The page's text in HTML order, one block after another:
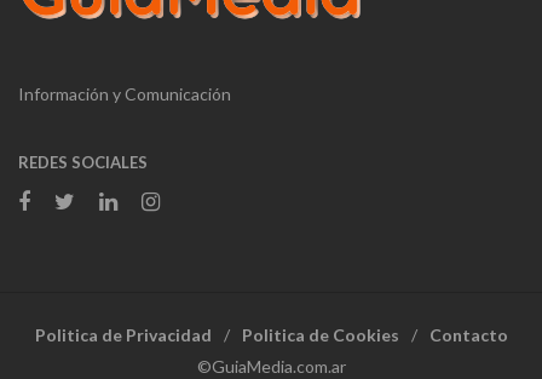
Información y Comunicación
REDES SOCIALES
Politica de Privacidad Politica de Cookies
Contacto
©GuiaMedia.com.ar